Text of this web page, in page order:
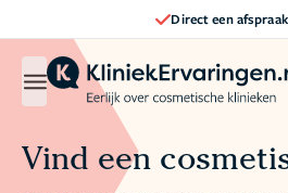
Direct een
Vind een